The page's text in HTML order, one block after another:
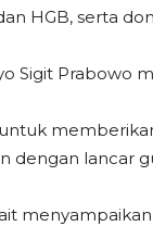
HGB, serta
Sigit Prabowo
dengan lancar